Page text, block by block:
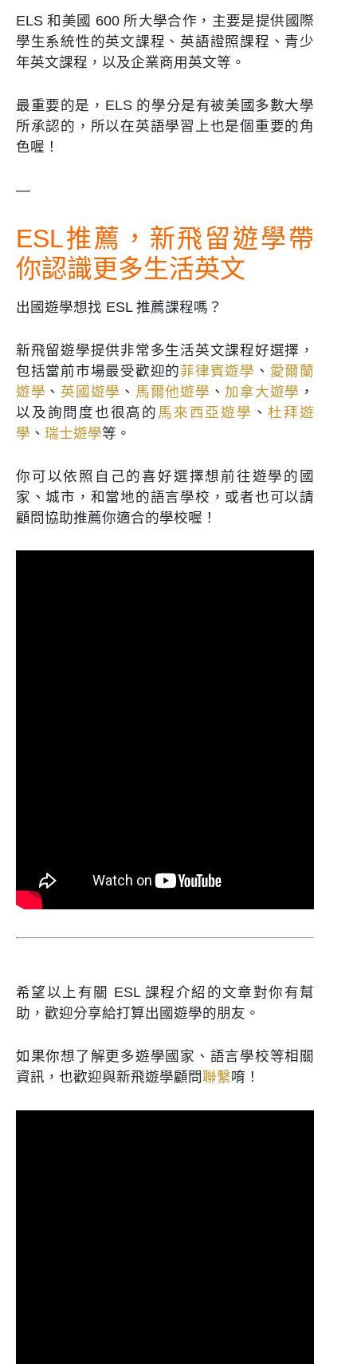
ELS 和美國 600 所大學合作，主要是提供國際
學生系統性的英文課程、英語證照課程、青少
年英文課程，以及企業商用英文等。
最重要的是，ELS 的學分是有被美國多數大學
所承認的，所以在英語學習上也是個重要的角
色喔！
—
ESL推薦，新飛留遊學帶
你認識更多生活英文
出國遊學想找 ESL 推薦課程嗎？
新飛留遊學提供非常多生活英文課程好選擇，
包括當前市場最受歡迎的菲律賓遊學 、 愛爾蘭
遊學 、英國遊學 、 馬爾他遊學 、 加拿大遊學 ，
以及詢問度也很高的 馬來西亞遊學 、杜拜遊
學 、 瑞士遊學等。
你可以依照自己的喜好選擇想前往遊學的國
家、城市，和當地的語言學校，或者也可以請
顧問協助推薦你適合的學校喔！
希望以上有關 ESL 課程介紹的文章對你有幫
助，歡迎分享給打算出國遊學的朋友。
如果你想了解更多遊學國家、語言學校等相關
資訊，也歡迎與新飛遊學顧問聯繫唷！